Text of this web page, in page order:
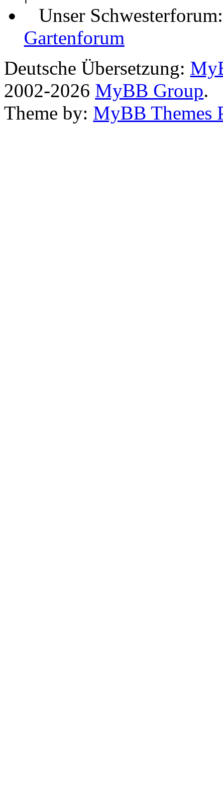
Unser
Gartenforum
Deutsche Übersetzung:
2002-2026 MyBB Group.
Theme by: MyBB Themes